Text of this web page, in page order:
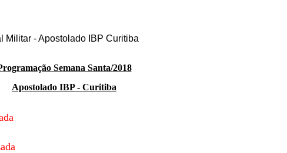
Militar - Apostolado IBP Curitiba
Semana Santa/2018
Apostolado IBP - Curitiba